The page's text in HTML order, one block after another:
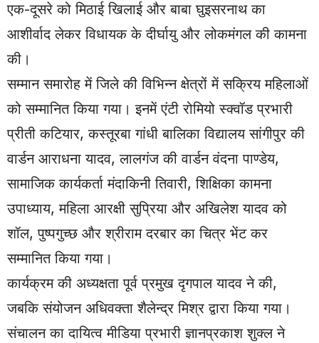
एक-दूसरे को मिठाई खिलाई और बाबा घुइसरनाथ का
आशीर्वाद लेकर विधायक के दीर्घायु और लोकमंगल की कामना
की।
सम्मान समारोह में जिले की विभिन्न क्षेत्रों में सक्रिय महिलाओं
को सम्मानित किया गया। इनमें एंटी रोमियो स्क्वॉड प्रभारी
प्रीती कटियार, कस्तूरबा गांधी बालिका विद्यालय सांगीपुर की
वार्डन आराधना यादव, लालगंज की वार्डन वंदना पाण्डेय,
सामाजिक कार्यकर्ता मंदाकिनी तिवारी, शिक्षिका कामना
उपाध्याय, महिला आरक्षी सुप्रिया और अखिलेश यादव को
शॉल, पुष्पगुच्छ और श्रीराम दरबार का चित्र भेंट कर
सम्मानित किया गया।
कार्यक्रम की अध्यक्षता पूर्व प्रमुख दृगपाल यादव ने की,
जबकि संयोजन अधिवक्ता शैलेन्द्र मिश्र द्वारा किया गया।
संचालन का दायित्व मीडिया प्रभारी ज्ञानप्रकाश शुक्ल ने